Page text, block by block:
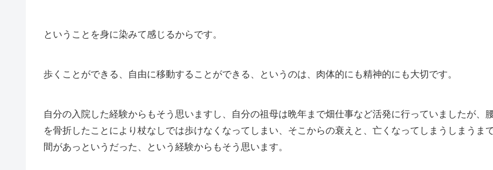
ということを身に染みて感じるからです。
歩くことができる、自由に移動することができる、というのは、肉体的にも精神的にも大切です。
自分の入院した経験からもそう思いますし、自分の祖母は晩年まで畑仕事など活発に行っていましたが、
を骨折したことにより杖なしでは歩けなくなってしまい、そこからの衰えと、亡くなってしまうしまうま
間があっというだった、という経験からもそう思います。